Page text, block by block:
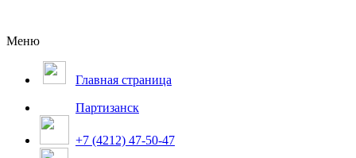
Меню
Главная страница
Партизанск
+7 (4212) 47-50-47